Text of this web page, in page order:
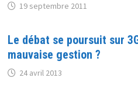
19 septembre 2011
Le débat se poursuit sur
mauvaise gestion ?
24 avril 2013